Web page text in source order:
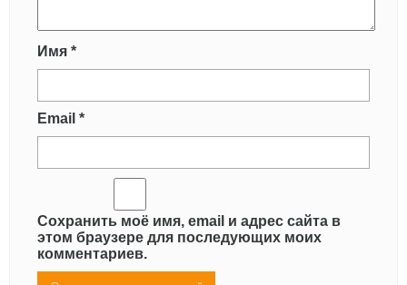
Имя *
Email *
Сохранить моё имя, email и адрес сайта в
этом браузере для последующих моих
комментариев.